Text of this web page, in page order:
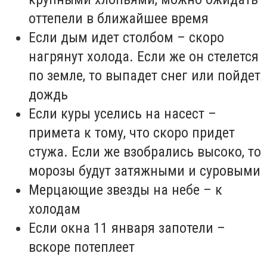
оттепели в ближайшее время
Если дым идет столбом – скоро
нагрянут холода. Если же он стелется
по земле, то выпадет снег или пойдет
дождь
Если куры уселись на насест –
примета к тому, что скоро придет
стужа. Если же взобрались высоко, то
морозы будут затяжными и суровыми
Мерцающие звезды на небе – к
холодам
Если окна 11 января запотели –
вскоре потеплеет